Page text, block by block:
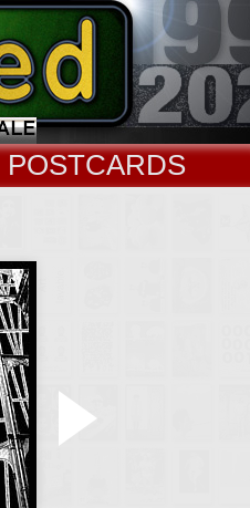
CARDS